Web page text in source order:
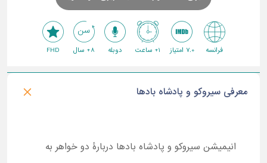
فرانسه 7.0 امتیاز 1+ ساعت دوبله 8+ سال FHD
معرفی سیروکو و پادشاه بادها
انیمیشن سیروکو و پادشاه بادها دربارۀ دو خواهر به